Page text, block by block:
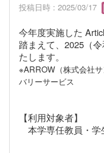
投稿日時 : 2025/03/17
今年度実施した
踏まえて、2025（
たします。
※ARROW（株式会社
バリーサービス
【利用対象者】
本学専任教員・学